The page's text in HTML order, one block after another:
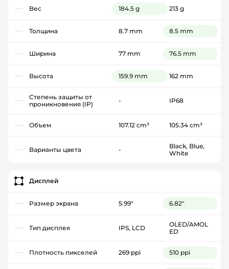
Вес 184.5 g 213 g
Толщина 8.7 mm 8.5 mm
Ширина 77 mm 76.5 mm
Высота 159.9 mm 162 mm
Степень защиты от
проникновения (IP)
- IP68
Объем 107.12 cm³ 105.34 cm³
Варианты цвета -
Black, Blue,
White
Дисплей
Размер экрана 5.99" 6.82"
Тип дисплея IPS, LCD
OLED/AMOL
ED
Плотность пикселей 269 ppi 510 ppi